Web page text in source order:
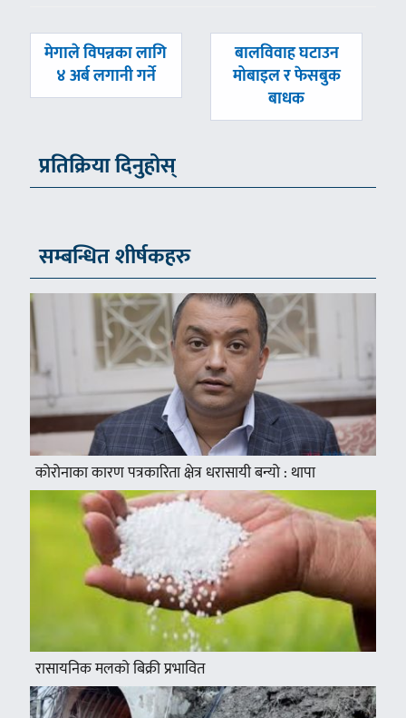
पछिल्लाे
मेगाले विपन्नका लागि
४ अर्ब लगानी गर्ने
अघिल्लाे
-
बालविवाह घटाउन
मोबाइल र फेसबुक
बाधक
प्रतिक्रिया दिनुहोस्
सम्बन्धित शीर्षकहरु
कोरोनाका कारण पत्रकारिता क्षेत्र धरासायी बन्यो : थापा
रासायनिक मलको बिक्री प्रभावित